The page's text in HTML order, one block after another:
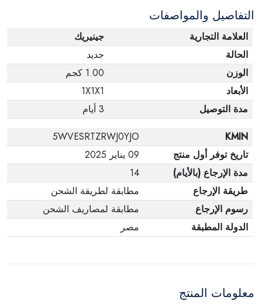
التفاصيل والمواصفات
العلامة التجارية
جينيريك
الحالة
جديد
الوزن
1.00 كجم
الأبعاد
1X1X1
مدة التوصيل
3 أيام
KMIN
5WVESRTZRWJ0YJO
تاريخ توفر أول منتج
09 يناير 2025
مدة الإرجاع (بالأيام)
14
طريقة الإرجاع
مطابقة لطريقة الشحن
رسوم الإرجاع
مطابقة لمصاريف الشحن
الدولة المطبقة
مصر
معلومات المنتج